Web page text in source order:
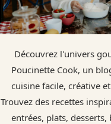
Découvrez l'univers
Poucinette Cook, un
cuisine facile, créative
Trouvez des recettes
entrées, plats, desserts,